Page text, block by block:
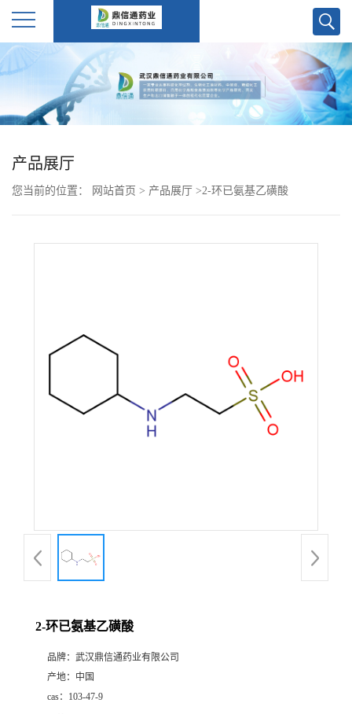
公
产
产品展厅
您当前的位置： 网站首页 > 产品展厅 >2-环已氨基乙磺酸
2-环已氨基乙磺酸
品牌： 武汉鼎信通药业有限公司
产地： 中国
cas： 103-47-9